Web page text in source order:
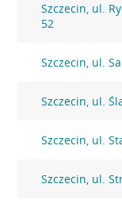
Szczecin, ul.
52
Szczecin, ul.
Szczecin, ul.
Szczecin, ul.
Szczecin, ul.